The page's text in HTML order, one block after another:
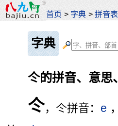
首页 > 字典 >拼音表
字典
仒的拼音、意思
仒，仒拼音： e